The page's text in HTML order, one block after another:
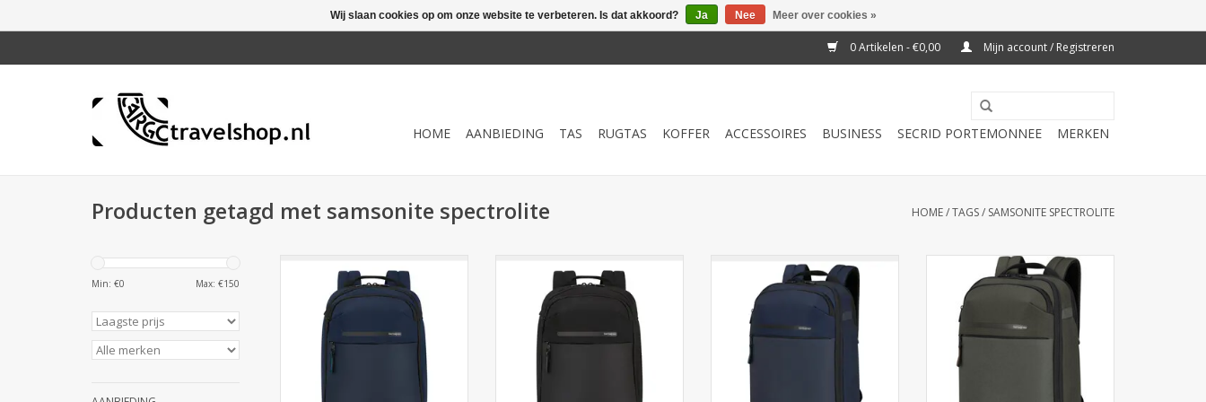
0 Artikelen - €0,00 Mijn account / Registreren
HOME AANBIEDING TAS RUGTAS KOFFER ACCESSOIRES BUSINESS SECRID PORTEMONNEE MERKEN
Producten getagd met samsonite spectrolite HOME/TAGS/ SAMSONITE SPECTROLITE
Min: €0 Max: €150
Blue rugzak (16.5L). 100%
gerecycled, waterbestendig en
voorzien van 14.1" laptopvak. Nu
bij Cargo Travelshop in Arnhem.
TOEVOEGEN AAN WINKELWAGEN
rugzak (16.5L). 100% gerecycled,
waterbestendig en voorzien van
14.1" laptopvak. Nu bij Cargo
Travelshop in Arnhem.
TOEVOEGEN AAN WINKELWAGEN
Ontdek de Samsonite Moderny
Backpack 15.6" Blue bij Cargo
Travelshop Arnhem. Lichtgewicht,
duurzaam, waterbestendig en
ideaal voor zakelijk gebruik.
TOEVOEGEN AAN WINKELWAGEN
Ontdek de Samsonite Moderny
Backpack 15.6" Green bij Cargo
Travelshop Arnhem. Lichtgewicht,
duurzaam, waterbestendig en
ideaal voor zakelijk gebruik.
TOEVOEGEN AAN WINKELWAGEN
Wij slaan cookies op om onze website te verbeteren. Is dat akkoord? Ja Nee Meer over cookies »